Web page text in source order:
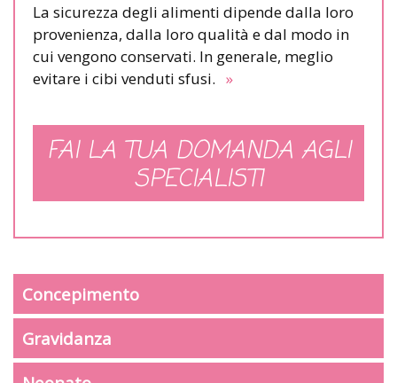
La sicurezza degli alimenti dipende dalla loro
provenienza, dalla loro qualità e dal modo in
cui vengono conservati. In generale, meglio
evitare i cibi venduti sfusi. »
FAI LA TUA DOMANDA AGLI
SPECIALISTI
Concepimento
Gravidanza